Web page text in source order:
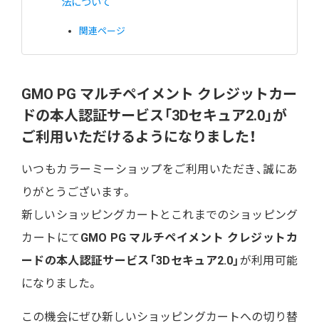
関連ページ
GMO PG マルチペイメント クレジットカー
ドの本人認証サービス「3Dセキュア2.0」が
ご利用いただけるようになりました！
いつもカラーミーショップをご利用いただき、誠にあ
りがとうございます。
新しいショッピングカートとこれまでのショッピング
カートにて GMO PG マルチペイメント クレジットカ
ードの本人認証サービス「3Dセキュア2.0」 が利用可能
になりました。
この機会にぜひ新しいショッピングカートへの切り替